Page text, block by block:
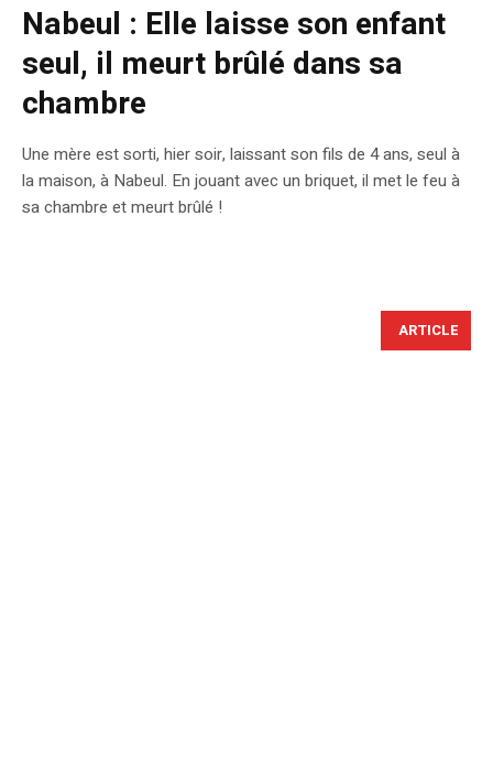
Nabeul : Elle laisse son enfant
seul, il meurt brûlé dans sa
chambre
Une mère est sorti, hier soir, laissant son fils de 4 ans, seul à
la maison, à Nabeul. En jouant avec un briquet, il met le feu à
sa chambre et meurt brûlé !
ARTICLE